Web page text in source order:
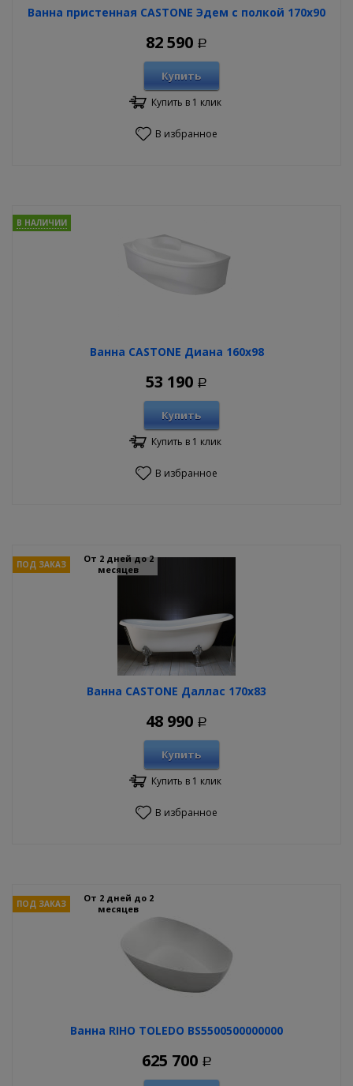
Ванна пристенная CASTONE Эдем с полкой 170х90
82 590 Р
Купить
Купить в 1 клик
В избранное
Ванна CASTONE Диана 160х98
В НАЛИЧИИ
53 190 Р
Купить
Купить в 1 клик
В избранное
Ванна CASTONE Даллас 170х83
ПОД ЗАКАЗ
От 2 дней до 2
месяцев
48 990 Р
Купить
Купить в 1 клик
В избранное
Ванна RIHO TOLEDO BS5500500000000
ПОД ЗАКАЗ
От 2 дней до 2
месяцев
625 700 Р